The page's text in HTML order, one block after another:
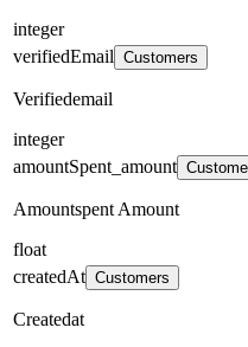
integer
verifiedEmail Customers
Verifiedemail
integer
amountSpent_amount
Amountspent Amount
float
createdAt Customers
Createdat